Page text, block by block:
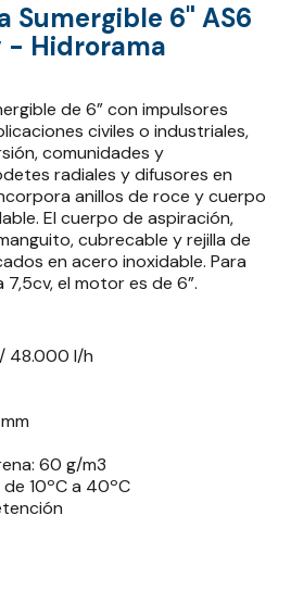
Sumergible 6" AS6
- Hidrorama
de 6” con impulsores
civiles o industriales,
comunidades y
radiales y difusores en
anillos de roce y cuerpo
El cuerpo de aspiración,
cubrecable y rejilla de
en acero inoxidable. Para
el motor es de 6”.
48.000 l/h
60 g/m3
10ºC a 40ºC